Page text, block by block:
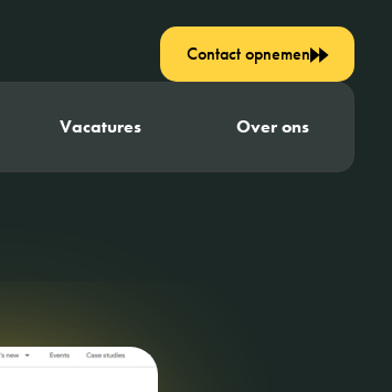
Vacatures Over ons
Contact opnemen